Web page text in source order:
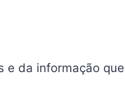
da informação